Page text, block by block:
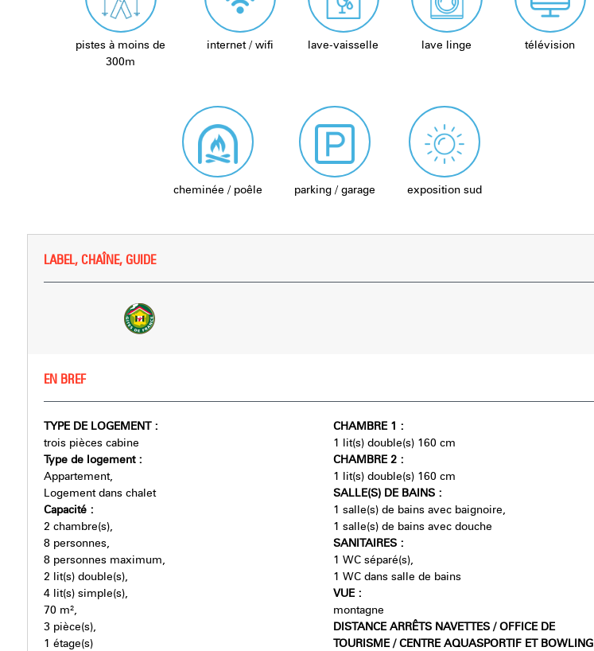
pistes à moins de
300m
internet / wifi lave-vaisselle lave linge télévision
cheminée / poêle parking / garage exposition sud
LABEL, CHAÎNE, GUIDE
EN BREF
TYPE DE LOGEMENT :
trois pièces cabine
Type de logement :
Appartement
Logement dans chalet
Capacité :
2 chambre(s)
8 personnes
8 personnes maximum
2 lit(s) double(s)
4 lit(s) simple(s)
70 m²
3 pièce(s)
1 étage(s)
CHAMBRE 1 :
1 lit(s) double(s) 160 cm
CHAMBRE 2 :
1 lit(s) double(s) 160 cm
SALLE(S) DE BAINS :
1 salle(s) de bains avec baignoire
1 salle(s) de bains avec douche
SANITAIRES :
1 WC séparé(s)
1 WC dans salle de bains
VUE :
montagne
DISTANCE ARRÊTS NAVETTES / OFFICE DE
TOURISME / CENTRE AQUASPORTIF ET BOWLING